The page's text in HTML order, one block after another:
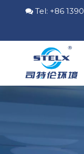
 Tel: +86